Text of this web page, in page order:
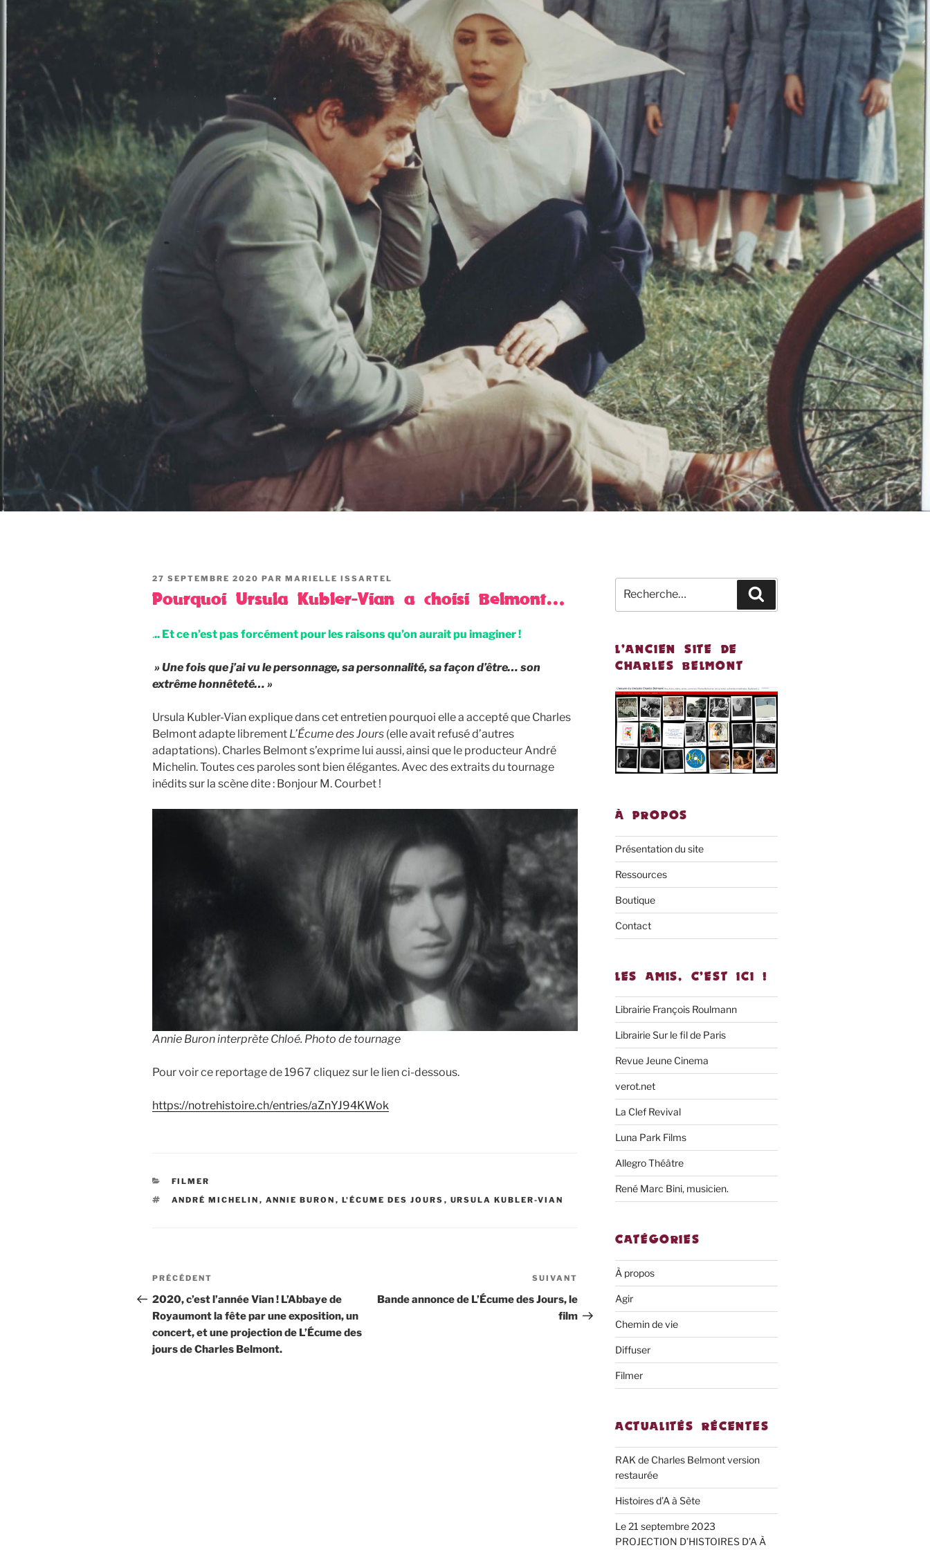
PUBLIÉ
27 SEPTEMBRE 2020 PAR MARIELLE ISSARTEL
Pourquoi Ursula Kubler-Vian a choisi Belmont…
... Et ce n’est pas forcément pour les raisons qu’on aurait pu imaginer !
» Une fois que j’ai vu le personnage, sa personnalité, sa façon d’être… son
extrême honnêteté… »
Ursula Kubler-Vian explique dans cet entretien pourquoi elle a accepté que Charles
Belmont adapte librement L’Écume des Jours (elle avait refusé d’autres
adaptations). Charles Belmont s’exprime lui aussi, ainsi que le producteur André
Michelin. Toutes ces paroles sont bien élégantes. Avec des extraits du tournage
inédits sur la scène dite : Bonjour M. Courbet !
Annie Buron interprète Chloé. Photo de tournage
Pour voir ce reportage de 1967 cliquez sur le lien ci-dessous.
https://notrehistoire.ch/entries/aZnYJ94KWok
CATÉGORIES
FILMER
ÉTIQUETTES
ANDRÉ MICHELIN , ANNIE BURON , L'ÉCUME DES JOURS , URSULA KUBLER-VIAN
Navigation
de
l’article
Article
précédent
PRÉCÉDENT
2020, c’est l’année Vian ! L’Abbaye de
Royaumont la fête par une exposition, un
concert, et une projection de L’Écume des
jours de Charles Belmont.
suivant
SUIVANT
Bande annonce de L’Écume des Jours, le
film
pour
:
L’ANCIEN SITE DE
CHARLES BELMONT
À PROPOS
Présentation du site
Ressources
Boutique
Contact
LES AMIS, C’EST ICI !
Librairie François Roulmann
Librairie Sur le fil de Paris
Revue Jeune Cinema
verot.net
La Clef Revival
Luna Park Films
Allegro Théâtre
René Marc Bini, musicien.
CATÉGORIES
À propos
Agir
Chemin de vie
Diffuser
Filmer
ACTUALITÉS RÉCENTES
RAK de Charles Belmont version
restaurée
Histoires d’A à Sète
Le 21 septembre 2023
PROJECTION D’HISTOIRES D’A À